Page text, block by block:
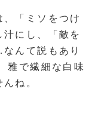
「ミソをつけ
にし、「敵を
んて説もあり
雅で繊細な白味
ね。